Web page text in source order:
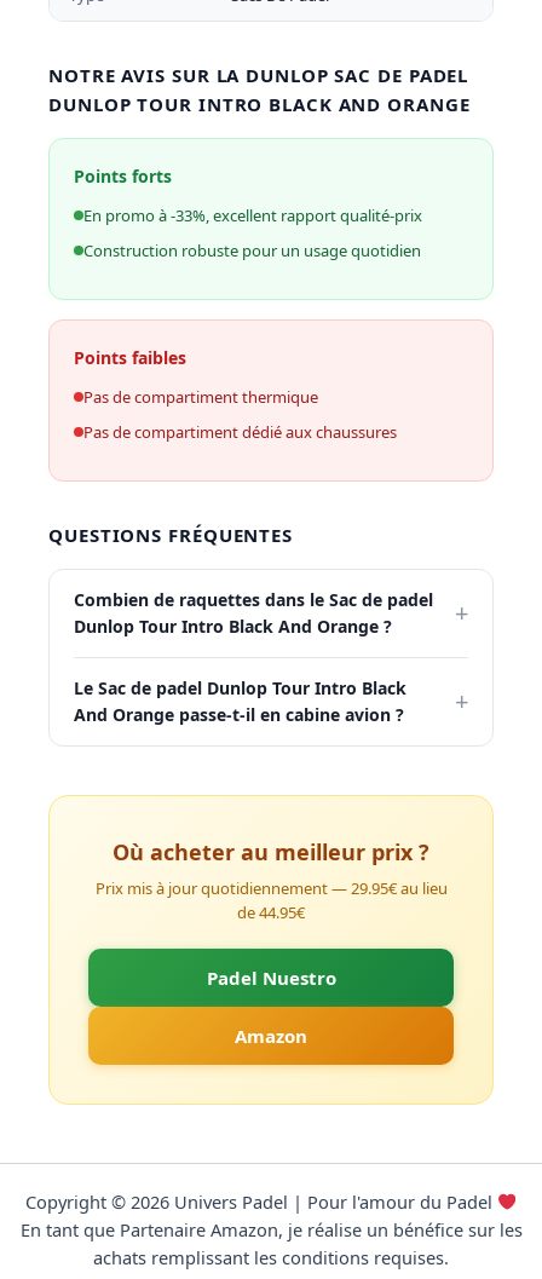
NOTRE AVIS SUR LA DUNLOP SAC DE PADEL
DUNLOP TOUR INTRO BLACK AND ORANGE
Points forts
En promo à -33%, excellent rapport qualité-prix
Construction robuste pour un usage quotidien
Points faibles
Pas de compartiment thermique
Pas de compartiment dédié aux chaussures
QUESTIONS FRÉQUENTES
Combien de raquettes dans le Sac de padel
Dunlop Tour Intro Black And Orange ?
+
Le Sac de padel Dunlop Tour Intro Black
And Orange passe-t-il en cabine avion ?
+
Où acheter au meilleur prix ?
Prix mis à jour quotidiennement — 29.95€ au lieu
de 44.95€
Padel Nuestro
Amazon
Copyright © 2026 Univers Padel | Pour l'amour du Padel
En tant que Partenaire Amazon, je réalise un bénéfice sur les
achats remplissant les conditions requises.